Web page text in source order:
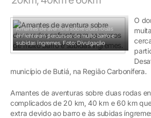
Amantes de aventura sobre duas rodas
enfrentaram percursos de muito barro e
subidas íngremes. Foto: Divulgação
O
município de Butiá, na Região Carbonífera.
Amantes de aventuras sobre duas rodas
complicados de 20 km, 40 km e 60 km
extra devido ao barro e às subidas